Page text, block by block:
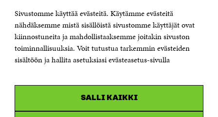
Sivustomme käyttää evästeitä. Käytämme evästeitä
nähdäksemme mistä sisällöistä sivustomme käyttäjät ovat
kiinnostuneita ja mahdollistaaksemme joitakin sivuston
toiminnallisuuksia. Voit tutustua tarkemmin evästeiden
sisältöön ja hallita asetuksiasi evästeasetus-sivulla
SALLI KAIKKI
NÄITÄKÖ ETSIT?
Tietosuoja ja käyttöehdot
Evästeasetukset
Ilmoituskanava
Saavutettavuusseloste
Asiakirjajulkisuuskuvaus
Itämerenkatu 11-13, PL 160,